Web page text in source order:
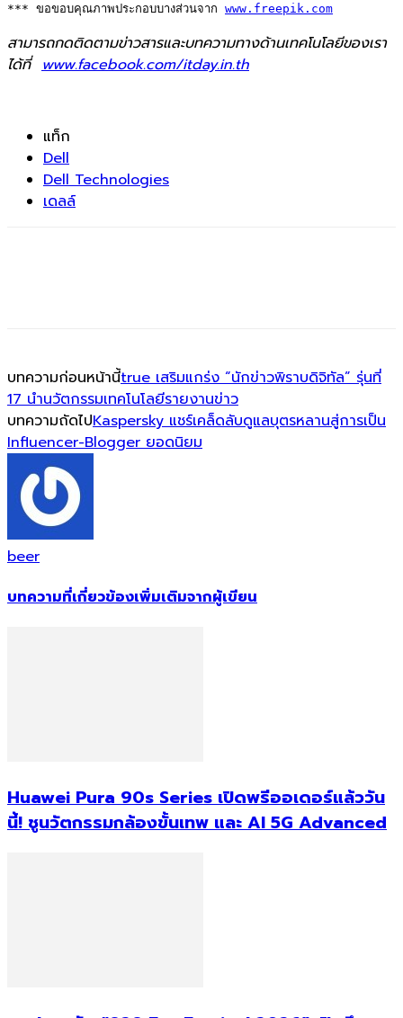
*** ขอขอบคุณภาพประกอบบางส่วนจาก www.freepik.com
สามารถกดติดตามข่าวสารและบทความทางด้านเทคโนโลยีของเรา
ได้ที่ www.facebook.com/itday.in.th
แท็ก
Dell
Dell Technologies
เดลล์
บทความก่อนหน้านี้true เสริมแกร่ง “นักข่าวพิราบดิจิทัล” รุ่นที่
17 นำนวัตกรรมเทคโนโลยีรายงานข่าว
บทความถัดไปKaspersky แชร์เคล็ดลับดูแลบุตรหลานสู่การเป็น
Influencer-Blogger ยอดนิยม
beer
บทความที่เกี่ยวข้องเพิ่มเติมจากผู้เขียน
Huawei Pura 90s Series เปิดพรีออเดอร์แล้ววัน
นี้! ชูนวัตกรรมกล้องขั้นเทพ และ AI 5G Advanced